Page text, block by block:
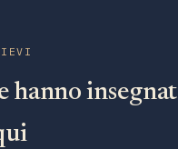
hanno